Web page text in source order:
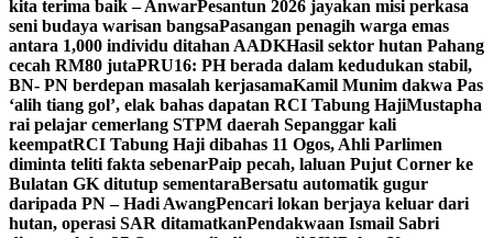
kita terima baik – AnwarPesantun 2026 jayakan misi perkasa
seni budaya warisan bangsaPasangan penagih warga emas
antara 1,000 individu ditahan AADKHasil sektor hutan Pahang
cecah RM80 jutaPRU16: PH berada dalam kedudukan stabil,
BN- PN berdepan masalah kerjasamaKamil Munim dakwa Pas
‘alih tiang gol’, elak bahas dapatan RCI Tabung HajiMustapha
rai pelajar cemerlang STPM daerah Sepanggar kali
keempatRCI Tabung Haji dibahas 11 Ogos, Ahli Parlimen
diminta teliti fakta sebenarPaip pecah, laluan Pujut Corner ke
Bulatan GK ditutup sementaraBersatu automatik gugur
daripada PN – Hadi AwangPencari lokan berjaya keluar dari
hutan, operasi SAR ditamatkanPendakwaan Ismail Sabri